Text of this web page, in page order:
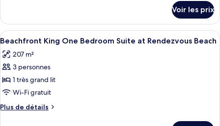
Resort
View
King
Junior
Suite
at
Rendezvous
Beach
le
type
de
Resort
View
Junior
Suite
Rendezvous
Voir les prix
Afficher
toutes
les
photos
pour
ce
type
de
Une chambre d’hôtel dotée d’un
7
Beachfront King One Bedroom Suite at Rendezvous Beach
207 m²
3 personnes
1 très grand lit
Wi-Fi gratuit
Plus de détails
Plus